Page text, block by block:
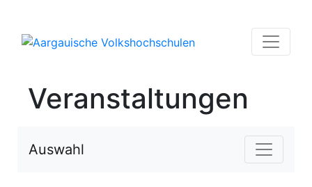
Veranstaltungen
Auswahl